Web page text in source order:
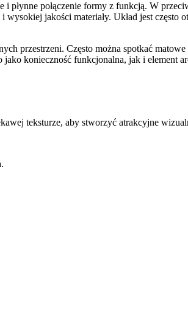
płynne połączenie formy z funkcją. W
jakości materiały. Układ jest
przestrzeni. Często można spotkać
konieczność funkcjonalna, jak i element
teksturze, aby stworzyć atrakcyjne